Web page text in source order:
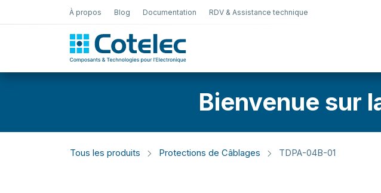
À propos Blog Documentation RDV & Assistance technique
Bienvenue sur
Tous les produits Protections de Câblages TDPA-04B-01